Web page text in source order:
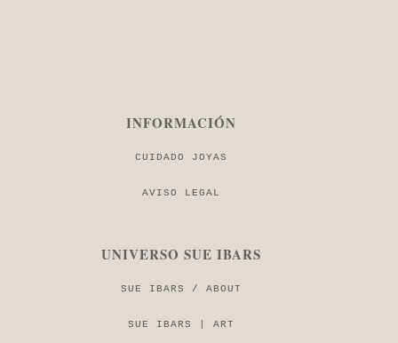
INFORMACIÓN
CUIDADO JOYAS
AVISO LEGAL
UNIVERSO SUE IBARS
SUE IBARS / ABOUT
SUE IBARS | ART